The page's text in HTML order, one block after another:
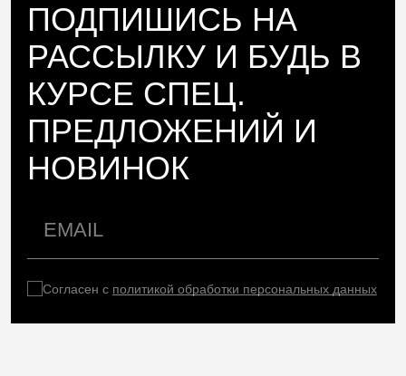
ПОДПИШИСЬ НА
РАССЫЛКУ И БУДЬ В
КУРСЕ СПЕЦ.
ПРЕДЛОЖЕНИЙ И
НОВИНОК
Согласен с политикой обработки персональных данных